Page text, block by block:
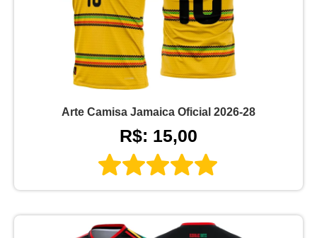
Arte Camisa Jamaica Oficial 2026-28
R$: 15,00